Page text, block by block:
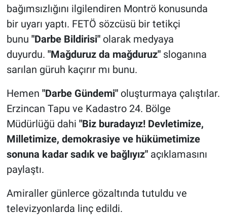
bağımsızlığını ilgilendiren Montrö konusunda
bir uyarı yaptı. FETÖ sözcüsü bir tetikçi
bunu "Darbe Bildirisi"olarak medyaya
duyurdu. "Mağduruz da mağduruz" sloganına
sarılan güruh kaçırır mı bunu.
Hemen "Darbe Gündemi"oluşturmaya çalıştılar.
Erzincan Tapu ve Kadastro 24. Bölge
Müdürlüğü dahi "Biz buradayız! Devletimize,
Milletimize, demokrasiye ve hükümetimize
sonuna kadar sadık ve bağlıyız"açıklamasını
paylaştı.
Amiraller günlerce gözaltında tutuldu ve
televizyonlarda linç edildi.